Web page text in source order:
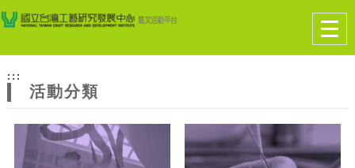
網
站
主
題
跳到主要內容
網站導覽
:::
活動分類